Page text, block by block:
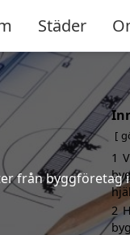
Städer
från byggföretag
1
2